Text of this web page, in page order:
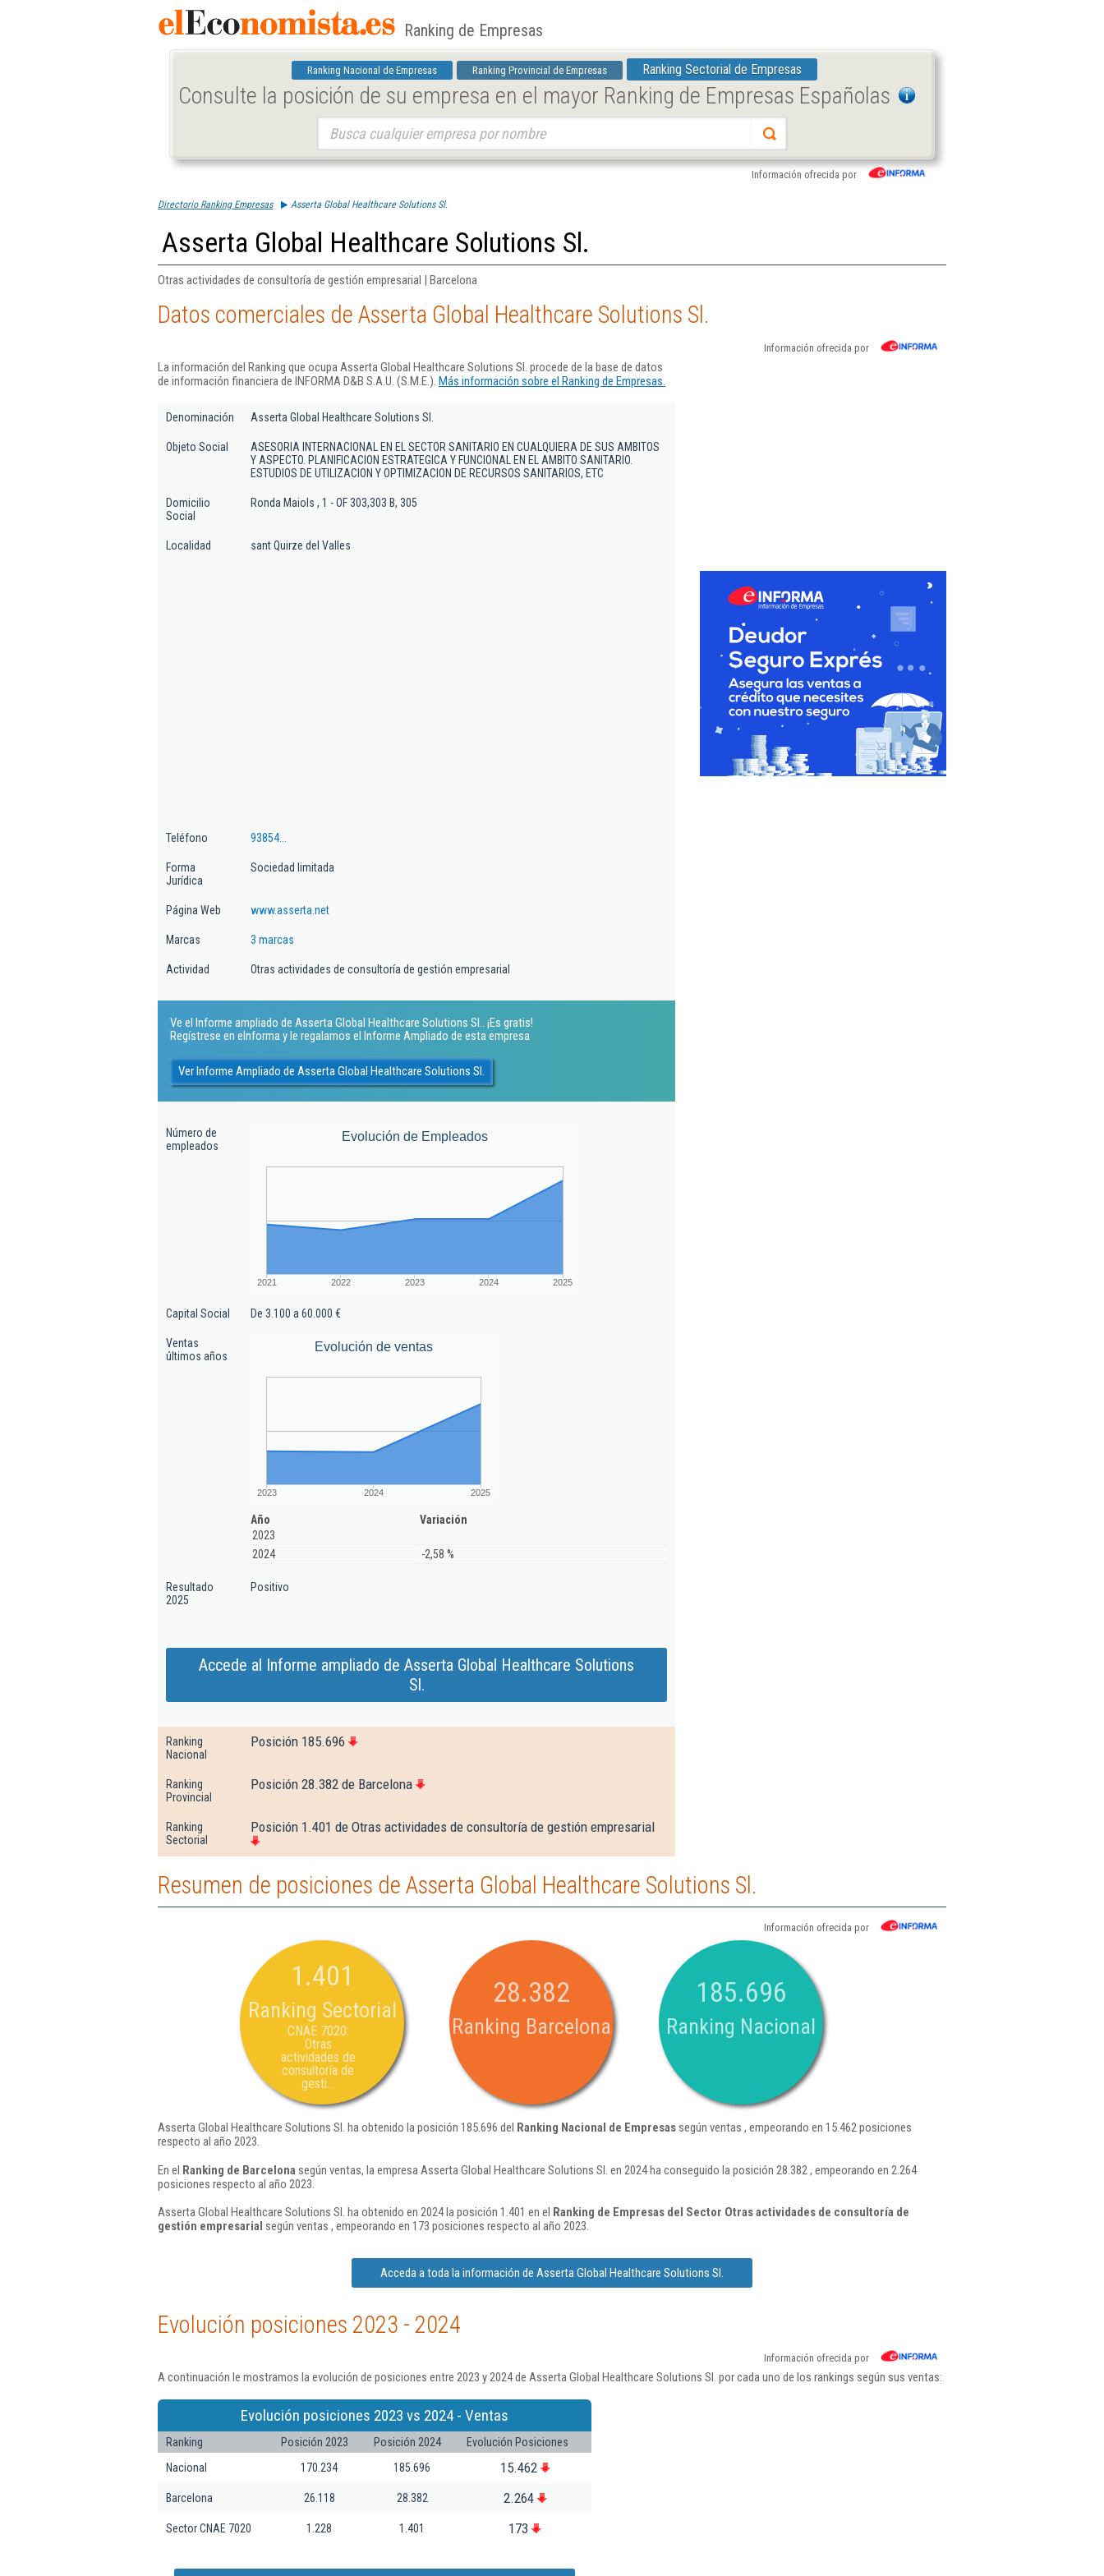
Ranking de Empresas
Ranking Nacional de Empresas Ranking Provincial de Empresas Ranking Sectorial de Empresas
Consulte la posición de su empresa en el mayor Ranking de Empresas Españolas
Información ofrecida por
Directorio Ranking Empresas Asserta Global Healthcare Solutions Sl.
Asserta Global Healthcare Solutions Sl.
Otras actividades de consultoría de gestión empresarial | Barcelona
Datos comerciales de Asserta Global Healthcare Solutions Sl.
Información ofrecida por
La información del Ranking que ocupa Asserta Global Healthcare Solutions Sl. procede de la base de datos
de información financiera de INFORMA D&B S.A.U. (S.M.E.). Más información sobre el Ranking de Empresas.
Denominación Asserta Global Healthcare Solutions Sl.
Objeto Social
ASESORIA INTERNACIONAL EN EL SECTOR SANITARIO EN CUALQUIERA DE SUS AMBITOS
Y ASPECTO. PLANIFICACION ESTRATEGICA Y FUNCIONAL EN EL AMBITO SANITARIO.
ESTUDIOS DE UTILIZACION Y OPTIMIZACION DE RECURSOS SANITARIOS, ETC
Domicilio
Social
Ronda Maiols , 1 - OF 303,303 B, 305
Localidad sant Quirze del Valles
Teléfono 93854...
Forma
Jurídica
Sociedad limitada
Página Web www.asserta.net
Marcas 3 marcas
Actividad Otras actividades de consultoría de gestión empresarial
Ve el Informe ampliado de Asserta Global Healthcare Solutions Sl.. ¡Es gratis!
Regístrese en eInforma y le regalamos el Informe Ampliado de esta empresa
Ver Informe Ampliado de Asserta Global Healthcare Solutions Sl.
Número de
empleados
Evolución de Empleados
2021 2022 2023 2024 2025
Capital Social De 3.100 a 60.000 €
Ventas
últimos años
Evolución de ventas
2023 2024 2025
Año
Variación
2023
2024
-2,58 %
Resultado
2025
Positivo
Accede al Informe ampliado de Asserta Global Healthcare Solutions
Sl.
Ranking
Nacional
Posición 185.696
Ranking
Provincial
Posición 28.382 de Barcelona
Ranking
Sectorial
Posición 1.401 de Otras actividades de consultoría de gestión empresarial
Resumen de posiciones de Asserta Global Healthcare Solutions Sl.
Información ofrecida por
1.401
Ranking Sectorial
CNAE 7020:
Otras
actividades de
consultoría de
gesti...
28.382
Ranking Barcelona
185.696
Ranking Nacional
Asserta Global Healthcare Solutions Sl. ha obtenido la posición 185.696 del Ranking Nacional de Empresassegún ventas , empeorando en 15.462 posiciones
respecto al año 2023.
En el Ranking de Barcelona según ventas, la empresa Asserta Global Healthcare Solutions Sl. en 2024 ha conseguido la posición 28.382 , empeorando en 2.264
posiciones respecto al año 2023.
Asserta Global Healthcare Solutions Sl. ha obtenido en 2024 la posición 1.401 en el Ranking de Empresas del Sector Otras actividades de consultoría de
gestión empresarial según ventas , empeorando en 173 posiciones respecto al año 2023.
Acceda a toda la información de Asserta Global Healthcare Solutions Sl.
Evolución posiciones 2023 - 2024
Información ofrecida por
A continuación le mostramos la evolución de posiciones entre 2023 y 2024 de Asserta Global Healthcare Solutions Sl. por cada uno de los rankings según sus ventas:
Evolución posiciones 2023 vs 2024 - Ventas
Ranking Posición 2023 Posición 2024
Evolución Posiciones
Nacional
170.234 185.696 15.462
Barcelona 26.118 28.382 2.264
Sector CNAE 7020 1.228 1.401 173